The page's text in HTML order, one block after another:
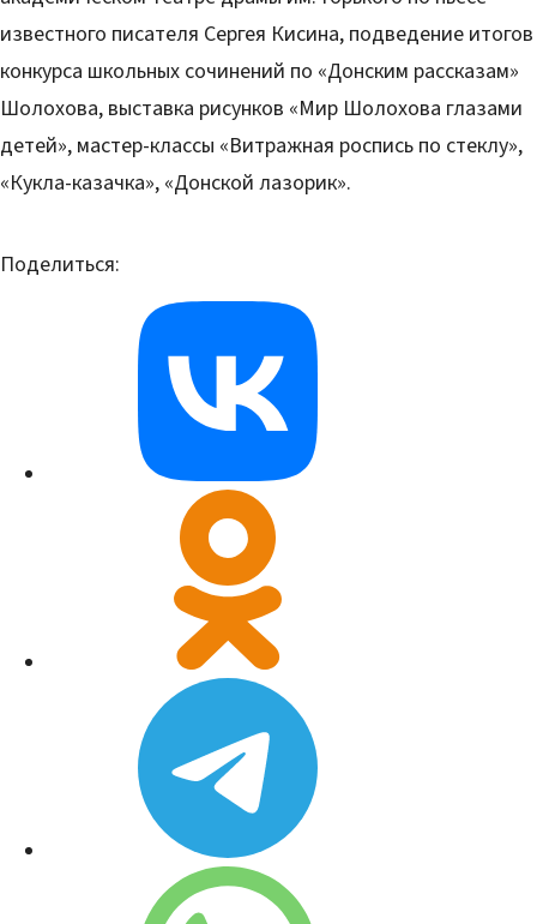
известного писателя Сергея Кисина, подведение итогов
конкурса школьных сочинений по «Донским рассказам»
Шолохова, выставка рисунков «Мир Шолохова глазами
детей», мастер-классы «Витражная роспись по стеклу»,
«Кукла-казачка», «Донской лазорик».
Поделиться: